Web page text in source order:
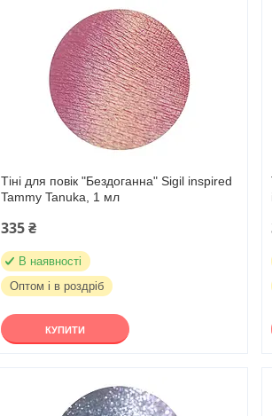
Тіні для повік "Бездоганна" Sigil inspired
Tammy Tanuka, 1 мл
335 ₴
В наявності
Оптом і в роздріб
КУПИТИ